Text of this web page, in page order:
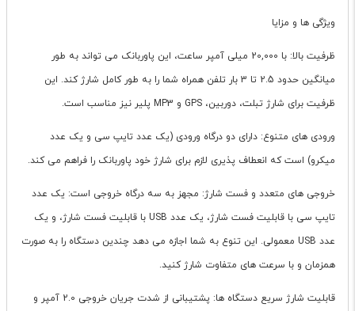
ویژگی ها و مزایا
ظرفیت بالا: با 20,000 میلی آمپر ساعت، این پاوربانک می تواند به طور
میانگین حدود 2.5 تا 3 بار تلفن همراه شما را به طور کامل شارژ کند. این
ظرفیت برای شارژ تبلت، دوربین، GPS و MP3 پلیر نیز مناسب است.
ورودی های متنوع: دارای دو درگاه ورودی (یک عدد تایپ سی و یک عدد
میکرو) است که انعطاف پذیری لازم برای شارژ خود پاوربانک را فراهم می کند.
خروجی های متعدد و فست شارژ: مجهز به سه درگاه خروجی است: یک عدد
تایپ سی با قابلیت فست شارژ، یک عدد USB با قابلیت فست شارژ، و یک
عدد USB معمولی. این تنوع به شما اجازه می دهد چندین دستگاه را به صورت
همزمان و با سرعت های متفاوت شارژ کنید.
قابلیت شارژ سریع دستگاه ها: پشتیبانی از شدت جریان خروجی 2.0 آمپر و